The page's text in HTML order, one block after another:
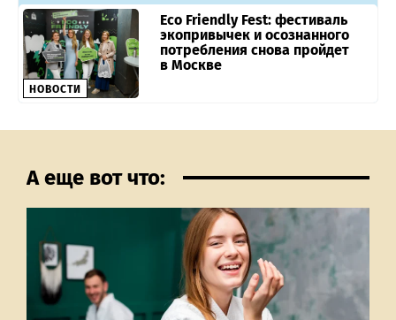
НОВОСТИ
Eco Friendly Fest: фестиваль
экопривычек и осознанного
потребления снова пройдет
в Москве
А еще вот что: